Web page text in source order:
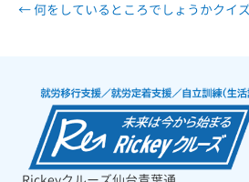
← 何をしているところでしょうかクイ